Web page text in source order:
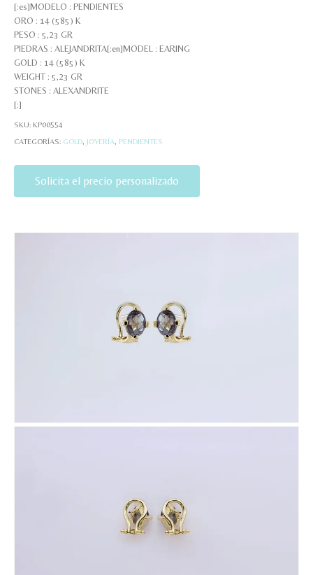
[:es]MODELO : PENDIENTES
ORO : 14 (585) K
PESO : 5,23 GR
PIEDRAS : ALEJANDRITA[:en]MODEL : EARING
GOLD : 14 (585) K
WEIGHT : 5,23 GR
STONES : ALEXANDRITE
[:]
SKU: KP00554
CATEGORÍAS: GOLD JOYERÍA PENDIENTES
Solicita el precio personalizado